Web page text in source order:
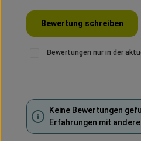
Bewertung schreiben
Bewertungen nur in der
Keine Bewertungen
Erfahrungen mit